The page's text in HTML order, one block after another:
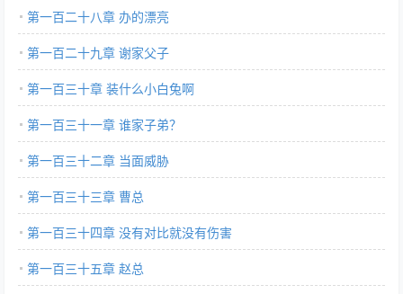
第一百二十八章 办的漂亮
第一百二十九章 谢家父子
第一百三十章 装什么小白兔啊
第一百三十一章 谁家子弟？
第一百三十二章 当面威胁
第一百三十三章 曹总
第一百三十四章 没有对比就没有伤害
第一百三十五章 赵总